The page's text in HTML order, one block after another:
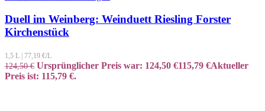
Duell im Weinberg: Weinduett Riesling Forster
Kirchenstück
1,5 L | 77,19 €/L
124,50€ Ursprünglicher Preis war: 124,50 €115,79 €Aktueller
Preis ist: 115,79 €.